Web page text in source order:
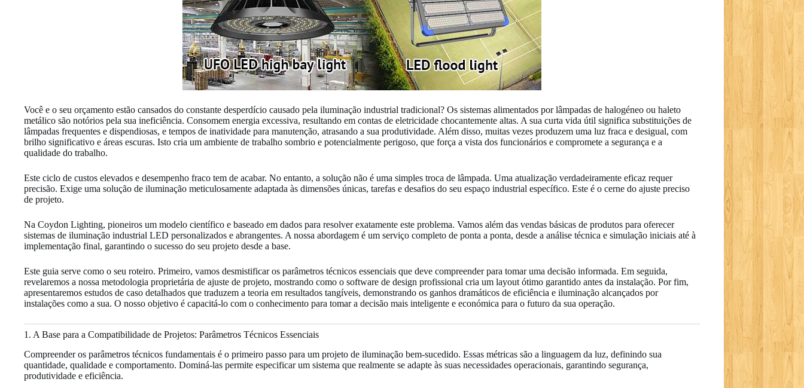
Você e o seu orçamento estão cansados do constante desperdício causado pela iluminação industrial tradicional? Os sistemas alimentados por lâmpadas de halogéneo ou haleto
metálico são notórios pela sua ineficiência. Consomem energia excessiva, resultando em contas de eletricidade chocantemente altas. A sua curta vida útil significa substituições de
lâmpadas frequentes e dispendiosas, e tempos de inatividade para manutenção, atrasando a sua produtividade. Além disso, muitas vezes produzem uma luz fraca e desigual, com
brilho significativo e áreas escuras. Isto cria um ambiente de trabalho sombrio e potencialmente perigoso, que força a vista dos funcionários e compromete a segurança e a
qualidade do trabalho.
Este ciclo de custos elevados e desempenho fraco tem de acabar. No entanto, a solução não é uma simples troca de lâmpada. Uma atualização verdadeiramente eficaz requer
precisão. Exige uma solução de iluminação meticulosamente adaptada às dimensões únicas, tarefas e desafios do seu espaço industrial específico. Este é o cerne do ajuste preciso
de projeto.
Na Coydon Lighting, pioneiros um modelo científico e baseado em dados para resolver exatamente este problema. Vamos além das vendas básicas de produtos para oferecer
sistemas de iluminação industrial LED personalizados e abrangentes. A nossa abordagem é um serviço completo de ponta a ponta, desde a análise técnica e simulação iniciais até à
implementação final, garantindo o sucesso do seu projeto desde a base.
Este guia serve como o seu roteiro. Primeiro, vamos desmistificar os parâmetros técnicos essenciais que deve compreender para tomar uma decisão informada. Em seguida,
revelaremos a nossa metodologia proprietária de ajuste de projeto, mostrando como o software de design profissional cria um layout ótimo garantido antes da instalação. Por fim,
apresentaremos estudos de caso detalhados que traduzem a teoria em resultados tangíveis, demonstrando os ganhos dramáticos de eficiência e iluminação alcançados por
instalações como a sua. O nosso objetivo é capacitá-lo com o conhecimento para tomar a decisão mais inteligente e económica para o futuro da sua operação.
1. A Base para a Compatibilidade de Projetos: Parâmetros Técnicos Essenciais
Compreender os parâmetros técnicos fundamentais é o primeiro passo para um projeto de iluminação bem-sucedido. Essas métricas são a linguagem da luz, definindo sua
quantidade, qualidade e comportamento. Dominá-las permite especificar um sistema que realmente se adapte às suas necessidades operacionais, garantindo segurança,
produtividade e eficiência.